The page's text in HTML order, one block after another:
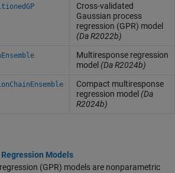
Cross-validated
Gaussian process
regression (GPR) model
(Da R2022b)
Multiresponse regression
model (Da R2024b)
Compact multiresponse
regression model (Da
R2024b)
Models
(GPR) models are nonparametric